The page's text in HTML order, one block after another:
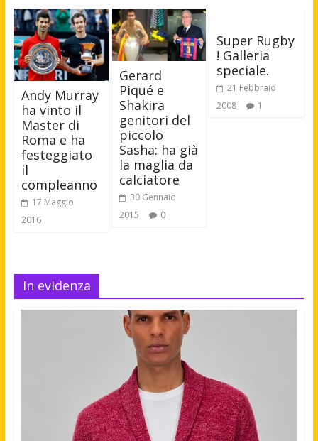
Andy Murray
ha vinto il
Master di
Roma e ha
festeggiato
il
compleanno
17 Maggio
2016
Gerard
Piqué e
Shakira
genitori del
piccolo
Sasha: ha già
la maglia da
calciatore
30 Gennaio
2015
0
Super Rugby
! Galleria
speciale.
21 Febbraio
2008
1
In evidenza